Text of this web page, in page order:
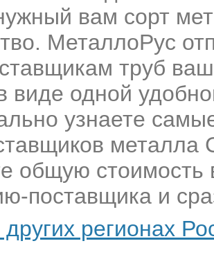
вам сорт
МеталлоРус
труб
виде одной
узнаете
металла
общую стоимость
поставщика и
регионах